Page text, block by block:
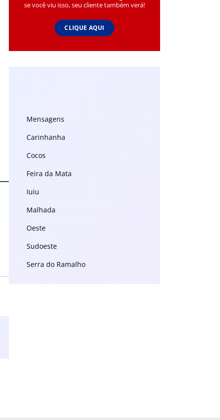
se você viu isso, seu cliente também verá!
CLIQUE AQUI
Mensagens
Carinhanha
Cocos
Feira da Mata
Iuiu
Malhada
Oeste
Sudoeste
Serra do Ramalho